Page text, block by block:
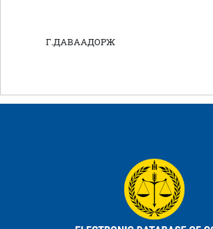
Г.ДАВААДОРЖ